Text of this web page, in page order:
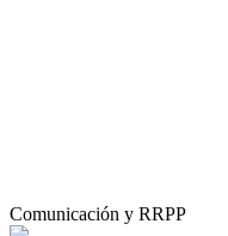
Comunicación y RRPP